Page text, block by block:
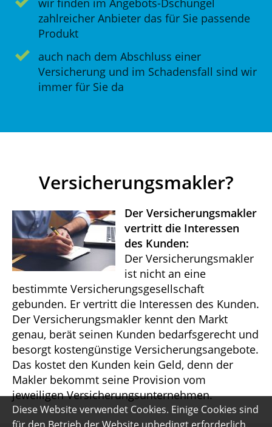
zahlreicher Anbieter das für Sie passende
Produkt
auch nach dem Abschluss einer
Versicherung und im Schadensfall sind wir
immer für Sie da
Versicherungsmakler?
Der Versicherungsmakler
vertritt die Interessen
des Kunden:
Der Versicherungsmakler
ist nicht an eine
bestimmte Versicherungsgesellschaft
gebunden. Er vertritt die Interessen des Kunden.
Der Versicherungsmakler kennt den Markt
genau, berät seinen Kunden bedarfsgerecht und
besorgt kostengünstige Versicherungsangebote.
Das kostet den Kunden kein Geld, denn der
Makler bekommt seine Provision vom
jeweiligen Versicherungsunternehmen.
Diese Website verwendet Cookies. Einige Cookies sind